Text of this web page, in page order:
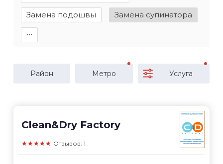
Замена подошвы Замена супинатора
∙∙∙
Район Метро Услуга
Clean&Dry Factory
★★★★★ Отзывов: 1